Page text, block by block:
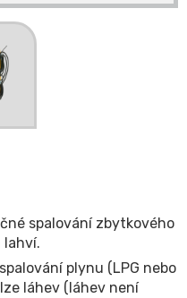
spalování zbytkového
lahví.
plynu (LPG nebo
láhev (láhev není